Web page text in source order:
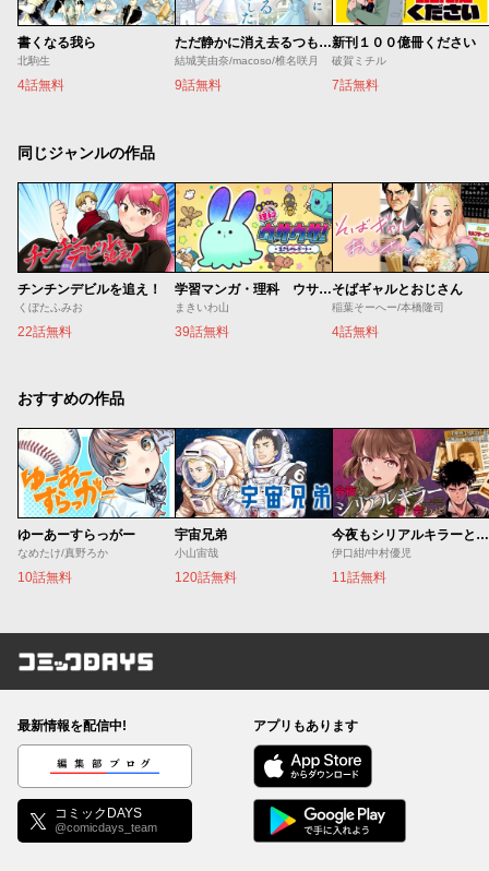
書くなる我ら
北駒生
4話無料
ただ静かに消え去るつもりでした
結城芙由奈/macoso/椎名咲月
9話無料
新刊１００億冊ください
破賀ミチル
7話無料
同じジャンルの作品
チンチンデビルを追え！
くぼたふみお
22話無料
学習マンガ・理科 ウサウサ！
まきいわ山
39話無料
そばギャルとおじさん
稲葉そーへー/本橋隆司
4話無料
おすすめの作品
ゆーあーすらっがー
なめたけ/真野ろか
10話無料
宇宙兄弟
小山宙哉
120話無料
今夜もシリアルキラーと待ち合わせ
伊口紺/中村優児
11話無料
コミックDAYS
最新情報を配信中!
編集部ブログ
コミックDAYS
@comicdays_team
アプリもあります